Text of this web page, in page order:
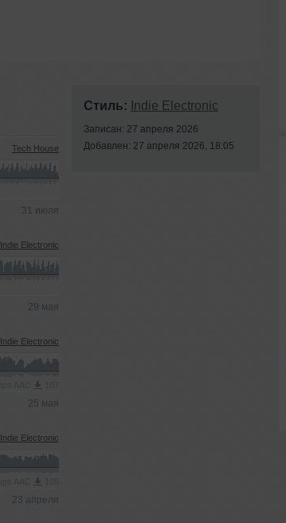
Tech House
31 июля
Indie Electronic
29 мая
Indie Electronic
25 мая
Indie Electronic
23 апреля
Стиль: Indie Electronic
Записан: 27 апреля 2026
Добавлен: 27 апреля 2026, 18:05